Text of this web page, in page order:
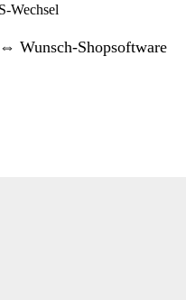
Wechsel
Wunsch-Shopsoftware